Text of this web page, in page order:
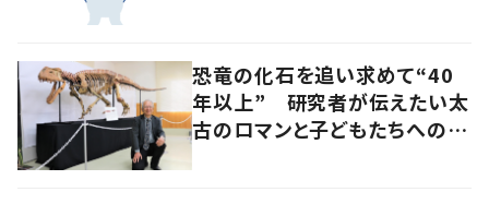
恐竜の化石を追い求めて“40
年以上” 研究者が伝えたい太
古のロマンと子どもたちへのメ